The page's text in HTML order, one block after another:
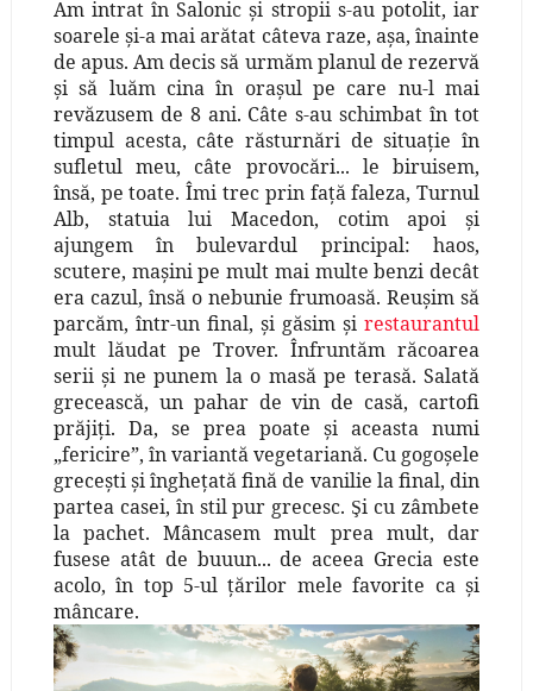
Am intrat în Salonic şi stropii s-au potolit, iar
soarele şi-a mai arătat câteva raze, aşa, înainte
de apus. Am decis să urmăm planul de rezervă
şi să luăm cina în oraşul pe care nu-l mai
revăzusem de 8 ani. Câte s-au schimbat în tot
timpul acesta, câte răsturnări de situaţie în
sufletul meu, câte provocări... le biruisem,
însă, pe toate.Îmi trec prin faţă faleza, Turnul
Alb, statuia lui Macedon, cotim apoi şi
ajungem în bulevardul principal: haos,
scutere, maşini pe mult mai multe benzi decât
era cazul, însă o nebunie frumoasă. Reuşim să
parcăm, într-un final, şi găsim şirestaurantul
mult lăudat pe Trover. Înfruntăm răcoarea
serii şi ne punem la o masă pe terasă. Salată
grecească, un pahar de vin de casă, cartofi
prăjiţi. Da, se prea poate şi aceasta numi
„fericire”, în variantă vegetariană. Cu gogoşele
greceşti şi îngheţată fină de vanilie la final, din
partea casei, în stil pur grecesc. Şi cu zâmbete
la pachet. Mâncasem mult prea mult, dar
fusese atât de buuun... de aceea Grecia este
acolo, în top 5-ul ţărilor mele favorite ca şi
mâncare.